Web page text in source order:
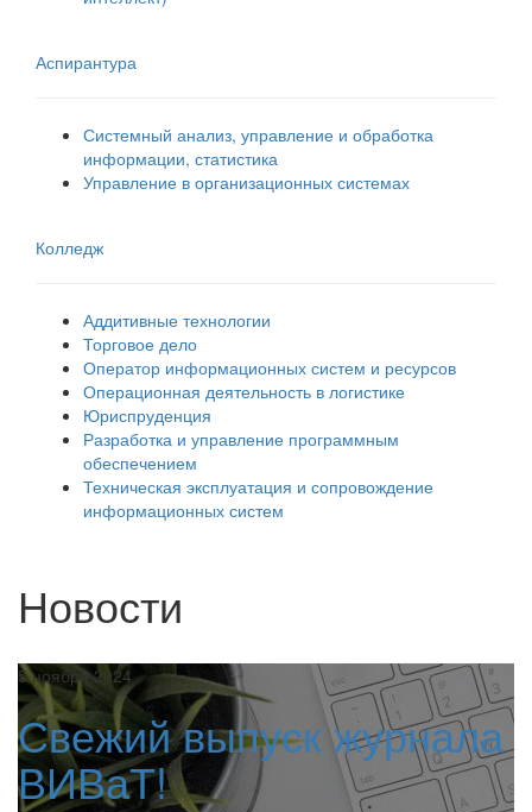
Аспирантура
Системный анализ, управление и обработка
информации, статистика
Управление в организационных системах
Колледж
Аддитивные технологии
Торговое дело
Оператор информационных систем и ресурсов
Операционная деятельность в логистике
Юриспруденция
Разработка и управление программным
обеспечением
Техническая эксплуатация и сопровождение
информационных систем
Новости
5 ноября 2024
Свежий выпуск журнала
ВИВаТ!